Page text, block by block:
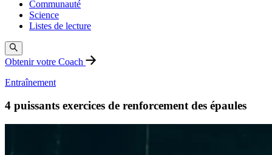
Communauté
Science
Listes de lecture
Obtenir votre Coach
Entraînement
4 puissants exercices de renforcement des épaules